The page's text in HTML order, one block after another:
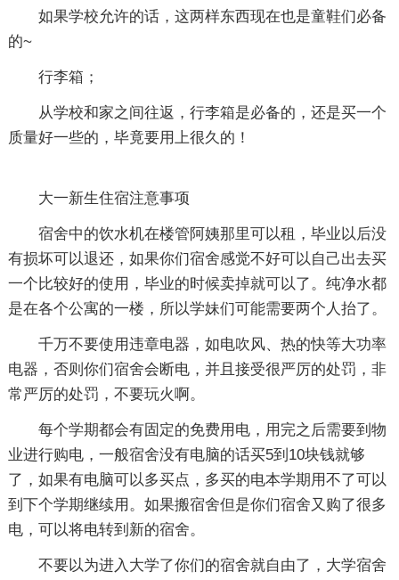
如果学校允许的话，这两样东西现在也是童鞋们必备
的~
行李箱；
从学校和家之间往返，行李箱是必备的，还是买一个
质量好一些的，毕竟要用上很久的！
大一新生住宿注意事项
宿舍中的饮水机在楼管阿姨那里可以租，毕业以后没
有损坏可以退还，如果你们宿舍感觉不好可以自己出去买
一个比较好的使用，毕业的时候卖掉就可以了。纯净水都
是在各个公寓的一楼，所以学妹们可能需要两个人抬了。
千万不要使用违章电器，如电吹风、热的快等大功率
电器，否则你们宿舍会断电，并且接受很严厉的处罚，非
常严厉的处罚，不要玩火啊。
每个学期都会有固定的免费用电，用完之后需要到物
业进行购电，一般宿舍没有电脑的话买5到10块钱就够
了，如果有电脑可以多买点，多买的电本学期用不了可以
到下个学期继续用。如果搬宿舍但是你们宿舍又购了很多
电，可以将电转到新的宿舍。
不要以为进入大学了你们的宿舍就自由了，大学宿舍